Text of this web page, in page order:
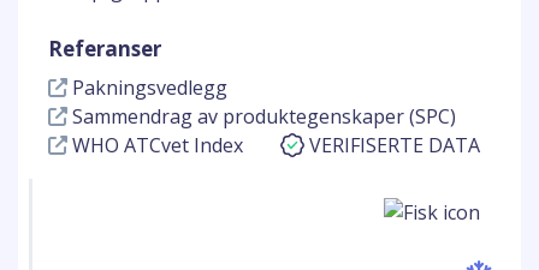
Referanser
Pakningsvedlegg
Sammendrag av produktegenskaper (SPC)
WHO ATCvet Index
VERIFISERTE DATA